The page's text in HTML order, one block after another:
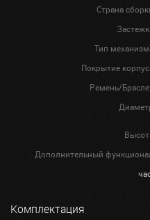
Страна
Тип
Покрытие
Ремень/
Дополнительный
Комплектация